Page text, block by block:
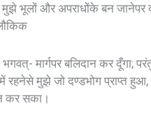
मुझे भूलों और अपराधोंके बन
मार्गपर बलिदान कर दूँगा;
रहनेसे मुझे जो दण्डभोग प्राप्त
कर सका।